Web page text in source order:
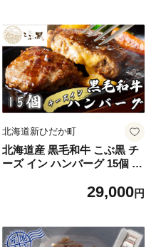
北海道新ひだか町
北海道産 黒毛和牛 こぶ黒 チ
ーズ イン ハンバーグ 15個 【
29,000円